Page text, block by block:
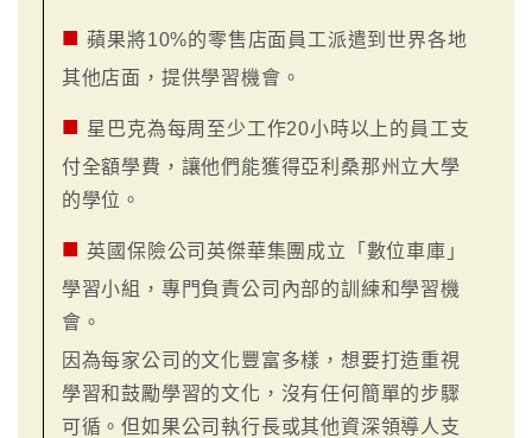
■ 蘋果將10%的零售店面員工派遣到世界各地
其他店面，提供學習機會。
■ 星巴克為每周至少工作20小時以上的員工支
付全額學費，讓他們能獲得亞利桑那州立大學
的學位。
■ 英國保險公司英傑華集團成立「數位車庫」
學習小組，專門負責公司內部的訓練和學習機
會。
因為每家公司的文化豐富多樣，想要打造重視
學習和鼓勵學習的文化，沒有任何簡單的步驟
可循。但如果公司執行長或其他資深領導人支